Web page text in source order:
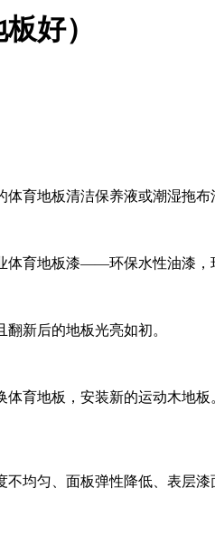
好）
体育地板清洁保养液或潮湿拖布
育地板漆­­——环保水性油漆，
新后的地板光亮如初。
育地板，安装新的运动木地板
均匀、面板弹性降低、表层